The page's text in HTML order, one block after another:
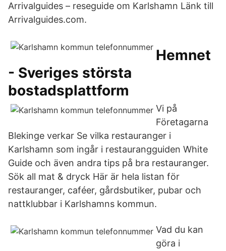
Arrivalguides – reseguide om Karlshamn Länk till
Arrivalguides.com.
Hemnet
- Sveriges största
bostadsplattform
Vi på
Företagarna
Blekinge verkar Se vilka restauranger i
Karlshamn som ingår i restaurangguiden White
Guide och även andra tips på bra restauranger.
Sök all mat & dryck Här är hela listan för
restauranger, caféer, gårdsbutiker, pubar och
nattklubbar i Karlshamns kommun.
Vad du kan
göra i